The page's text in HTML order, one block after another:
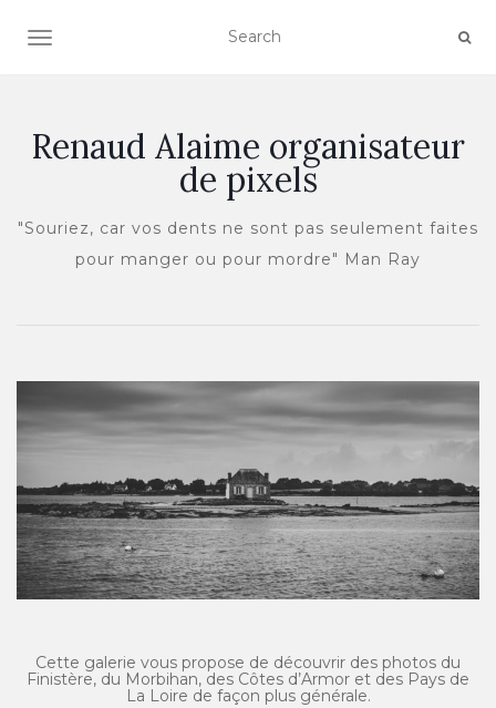
OUVRIR/FERMER LA NAVIGATION
Renaud Alaime organisateur
de pixels
"Souriez, car vos dents ne sont pas seulement faites
pour manger ou pour mordre" Man Ray
Cette galerie vous propose de découvrir des photos du
Finistère, du Morbihan, des Côtes d’Armor et des Pays de
La Loire de façon plus générale.